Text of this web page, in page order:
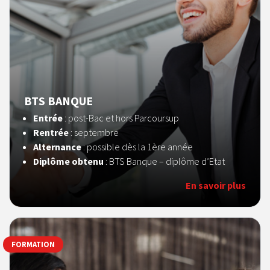
BTS BANQUE
Entrée : post-Bac et hors Parcoursup
Rentrée : septembre
Alternance: possible dès la 1ère année
Diplôme obtenu : BTS Banque – diplôme d’Etat
En savoir plus
FORMATION